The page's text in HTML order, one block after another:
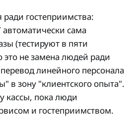
гостеприимства:
автоматически сама
(тестируют в пяти
это не замена людей ради
линейного персонала
в зону "клиентского опыта".
кассы, пока люди
и гостеприимством.